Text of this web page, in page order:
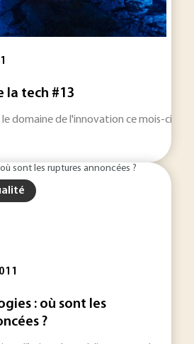
la tech #13
domaine de l'innovation ce mois-ci ?
: où sont les
?